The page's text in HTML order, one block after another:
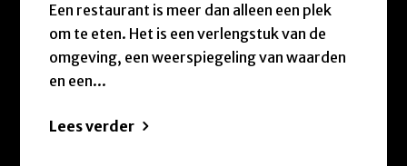
Een restaurant is meer dan alleen een plek
om te eten. Het is een verlengstuk van de
omgeving, een weerspiegeling van waarden
en een...
Lees verder